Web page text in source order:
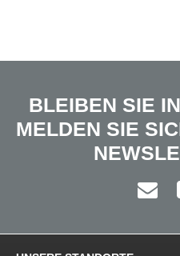
BLEIBEN SIE
MELDEN SIE